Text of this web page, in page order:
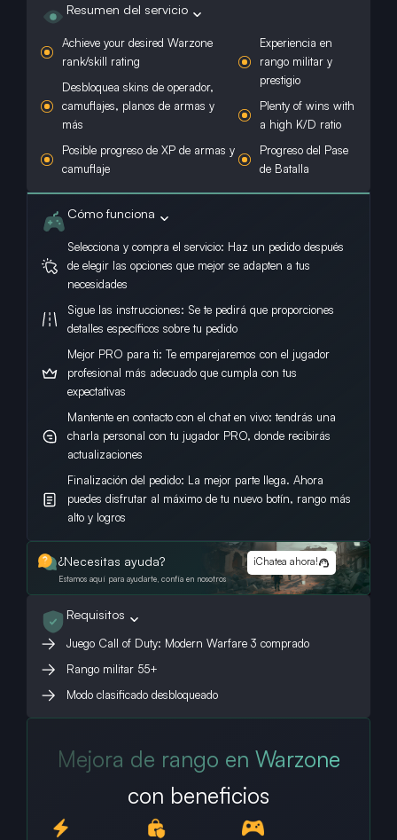
Resumen del servicio
Achieve your desired Warzone
rank/skill rating
Desbloquea skins de operador,
camuflajes, planos de armas y
más
Posible progreso de XP de armas y
camuflaje
Experiencia en
rango militar y
prestigio
Plenty of wins with
a high K/D ratio
Progreso del Pase
de Batalla
Cómo funciona
Selecciona y compra el servicio: Haz un pedido después
de elegir las opciones que mejor se adapten a tus
necesidades
Sigue las instrucciones: Se te pedirá que proporciones
detalles específicos sobre tu pedido
Mejor PRO para ti: Te emparejaremos con el jugador
profesional más adecuado que cumpla con tus
expectativas
Mantente en contacto con el chat en vivo: tendrás una
charla personal con tu jugador PRO, donde recibirás
actualizaciones
Finalización del pedido: La mejor parte llega. Ahora
puedes disfrutar al máximo de tu nuevo botín, rango más
alto y logros
¿Necesitas ayuda?
Estamos aquí para ayudarte, confía en nosotros
¡Chatea ahora!
Requisitos
Juego Call of Duty: Modern Warfare 3 comprado
Rango militar 55+
Modo clasificado desbloqueado
Mejora de rango en Warzone
con beneficios